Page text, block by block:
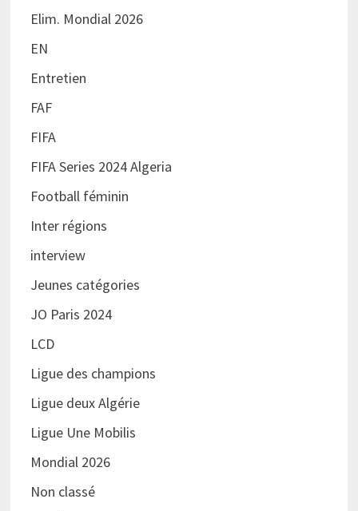
Elim. Mondial 2026
EN
Entretien
FAF
FIFA
FIFA Series 2024 Algeria
Football féminin
Inter régions
interview
Jeunes catégories
JO Paris 2024
LCD
Ligue des champions
Ligue deux Algérie
Ligue Une Mobilis
Mondial 2026
Non classé